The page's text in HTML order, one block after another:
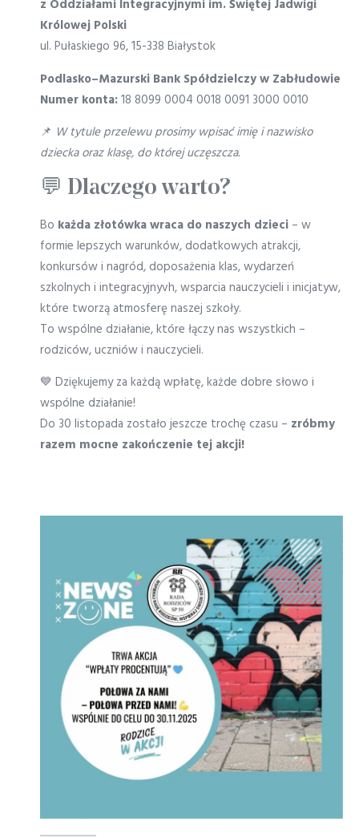
z Oddziałami Integracyjnymi im. Świętej Jadwigi
Królowej Polski
ul. Pułaskiego 96, 15-338 Białystok
Podlasko–Mazurski Bank Spółdzielczy w Zabłudowie
Numer konta:18 8099 0004 0018 0091 3000 0010
📌 W tytule przelewu prosimy wpisać imię i nazwisko
dziecka oraz klasę, do której uczęszcza.
💬 Dlaczego warto?
Bo każda złotówka wraca do naszych dzieci – w
formie lepszych warunków, dodatkowych atrakcji,
konkursów i nagród, doposażenia klas, wydarzeń
szkolnych i integracyjnyvh, wsparcia nauczycieli i inicjatyw,
które tworzą atmosferę naszej szkoły.
To wspólne działanie, które łączy nas wszystkich –
rodziców, uczniów i nauczycieli.
💙 Dziękujemy za każdą wpłatę, każde dobre słowo i
wspólne działanie!
Do 30 listopada zostało jeszcze trochę czasu – zróbmy
razem mocne zakończenie tej akcji!